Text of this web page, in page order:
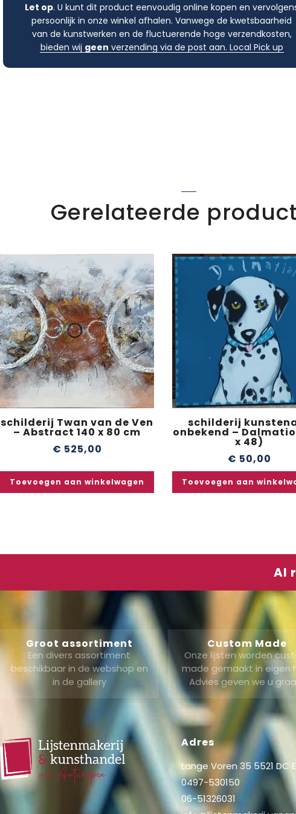
Let op. U kunt dit product eenvoudig online kopen en
persoonlijk in onze winkel afhalen. Vanwege de kwetsbaarheid
van de kunstwerken en de fluctuerende hoge verzendkosten,
bieden wij geen verzending via de post aan. Local Pick up
Gerelateerde
schilderij Twan van de Ven
– Abstract 140 x 80 cm
€ 525,00
Toevoegen aan winkelwagen
schilderij
onbekend –
x 48)
€ 50,00
Toevoegen aan
Al
Groot assortiment
Een divers assortiment
beschikbaar in de webshop en
in de gallery
Custom Made
Onze lijsten worden
made gemaakt in eigen
Advies geven we u
Adres
Lange Voren 35 5521 DC
0497-530150
06-51326031